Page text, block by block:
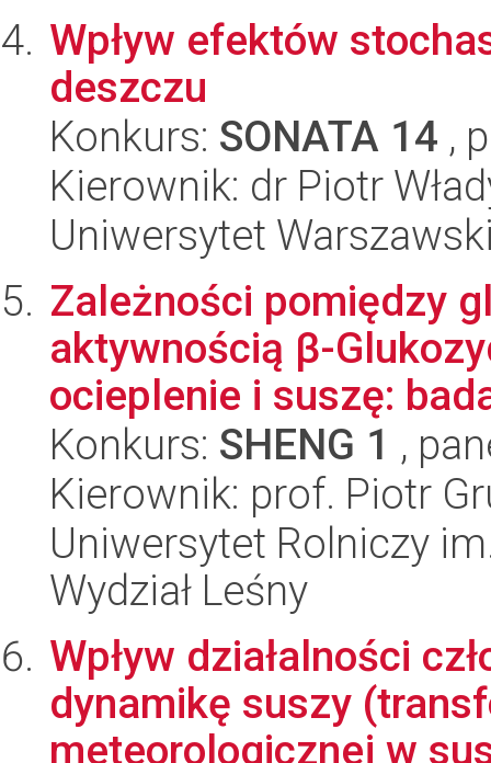
Wpływ efektów
deszczu
Konkurs: SONATA 14 ,
Kierownik: dr Piotr
Uniwersytet
Zależności pomiędzy
aktywnością β-
ocieplenie i suszę:
Konkurs: SHENG 1 ,
Kierownik: prof. Piotr
Uniwersytet Rolniczy
Wydział Leśny
Wpływ działalności
dynamikę suszy
meteorologicznej w